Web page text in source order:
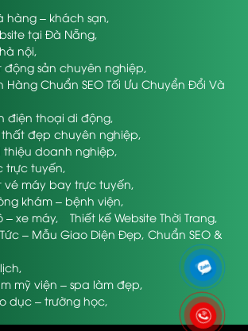
hàng – khách sạn,
tại Đà Nẵng,
nội,
động sản chuyên nghiệp,
Hàng Chuẩn SEO Tối Ưu Chuyển Đổi Và
điện thoại di động,
thất đẹp chuyên nghiệp,
thiệu doanh nghiệp,
trực tuyến,
vé máy bay trực tuyến,
khám – bệnh viện,
– xe máy, Thiết kế Website Thời Trang,
Tức – Mẫu Giao Diện Đẹp, Chuẩn SEO &
,
mỹ viện – spa làm đẹp,
dục – trường học,